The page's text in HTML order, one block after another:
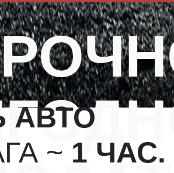
АВТО
~ 1 ЧАС.